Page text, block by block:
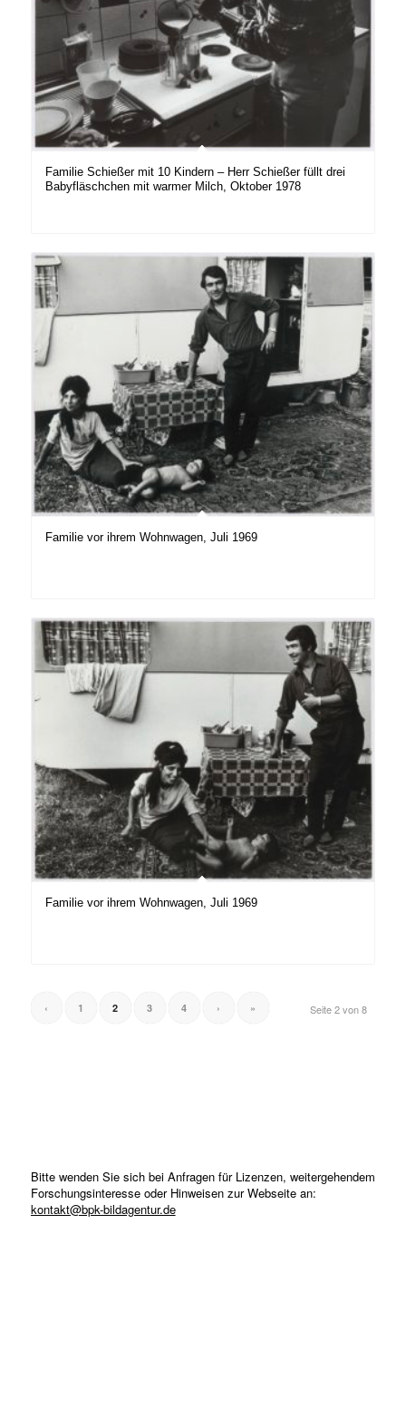
Familie Schießer mit 10 Kindern – Herr Schießer füllt drei
Babyfläschchen mit warmer Milch, Oktober 1978
Familie vor ihrem Wohnwagen, Juli 1969
Familie vor ihrem Wohnwagen, Juli 1969
Seite 2 von 8
‹ 1 2 3 4 › »
Bitte wenden Sie sich bei Anfragen für Lizenzen, weitergehendem
Forschungsinteresse oder Hinweisen zur Webseite an:
kontakt@bpk-bildagentur.de